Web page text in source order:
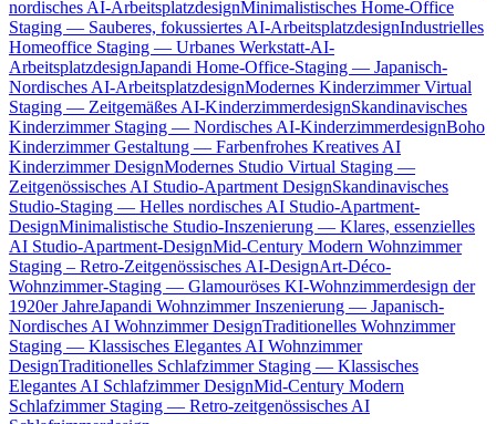
nordisches AI-ArbeitsplatzdesignMinimalistisches Home-Office
Staging — Sauberes, fokussiertes AI-ArbeitsplatzdesignIndustrielles
Homeoffice Staging — Urbanes Werkstatt-AI-
ArbeitsplatzdesignJapandi Home-Office-Staging — Japanisch-
Nordisches AI-ArbeitsplatzdesignModernes Kinderzimmer Virtual
Staging — Zeitgemäßes AI-KinderzimmerdesignSkandinavisches
Kinderzimmer Staging — Nordisches AI-KinderzimmerdesignBoho
Kinderzimmer Gestaltung — Farbenfrohes Kreatives AI
Kinderzimmer DesignModernes Studio Virtual Staging —
Zeitgenössisches AI Studio-Apartment DesignSkandinavisches
Studio-Staging — Helles nordisches AI Studio-Apartment-
DesignMinimalistische Studio-Inszenierung — Klares, essenzielles
AI Studio-Apartment-DesignMid-Century Modern Wohnzimmer
Staging – Retro-Zeitgenössisches AI-DesignArt-Déco-
Wohnzimmer-Staging — Glamouröses KI-Wohnzimmerdesign der
1920er JahreJapandi Wohnzimmer Inszenierung — Japanisch-
Nordisches AI Wohnzimmer DesignTraditionelles Wohnzimmer
Staging — Klassisches Elegantes AI Wohnzimmer
DesignTraditionelles Schlafzimmer Staging — Klassisches
Elegantes AI Schlafzimmer DesignMid-Century Modern
Schlafzimmer Staging — Retro-zeitgenössisches AI